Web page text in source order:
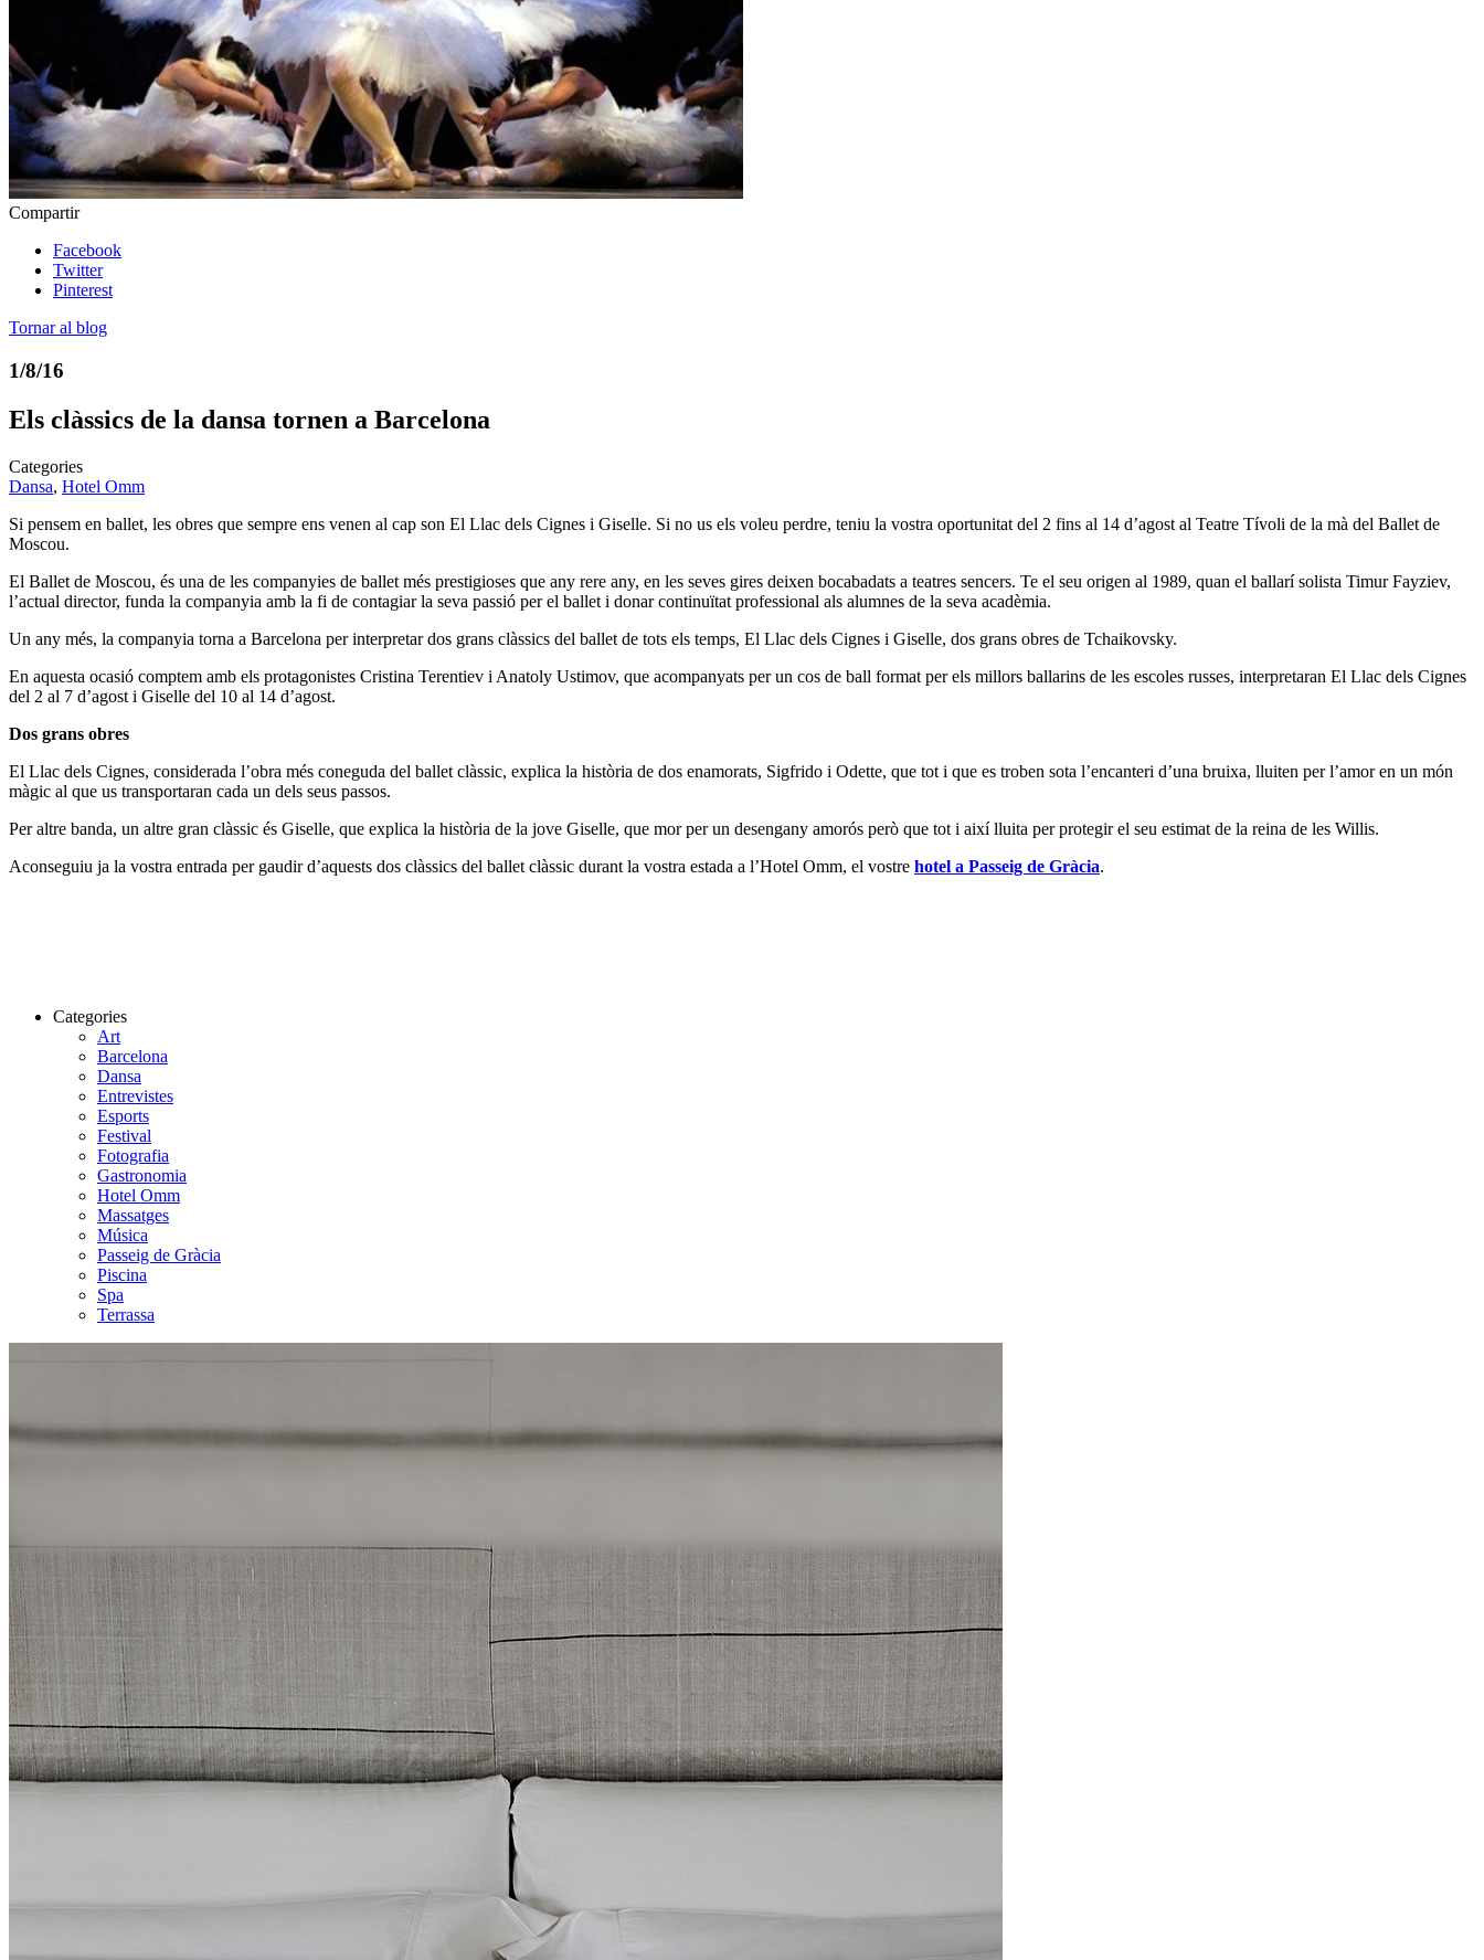
Compartir
Facebook
Twitter
Pinterest
Tornar al blog
1/8/16
Els clàssics de la dansa tornen a Barcelona
Categories
Dansa, Hotel Omm
Si pensem en ballet, les obres que sempre ens venen al cap son El Llac dels Cignes i Giselle. Si no us els voleu perdre, teniu la vostra oportunitat del 2 fins al 14 d’agost al Teatre Tívoli de la mà del Ballet de
Moscou.
El Ballet de Moscou, és una de les companyies de ballet més prestigioses que any rere any, en les seves gires deixen bocabadats a teatres sencers. Te el seu origen al 1989, quan el ballarí solista Timur Fayziev,
l’actual director, funda la companyia amb la fi de contagiar la seva passió per el ballet i donar continuïtat professional als alumnes de la seva acadèmia.
Un any més, la companyia torna a Barcelona per interpretar dos grans clàssics del ballet de tots els temps, El Llac dels Cignes i Giselle, dos grans obres de Tchaikovsky.
En aquesta ocasió comptem amb els protagonistes Cristina Terentiev i Anatoly Ustimov, que acompanyats per un cos de ball format per els millors ballarins de les escoles russes, interpretaran El Llac dels Cignes
del 2 al 7 d’agost i Giselle del 10 al 14 d’agost.
Dos grans obres
El Llac dels Cignes, considerada l’obra més coneguda del ballet clàssic, explica la història de dos enamorats, Sigfrido i Odette, que tot i que es troben sota l’encanteri d’una bruixa, lluiten per l’amor en un món
màgic al que us transportaran cada un dels seus passos.
Per altre banda, un altre gran clàssic és Giselle, que explica la història de la jove Giselle, que mor per un desengany amorós però que tot i així lluita per protegir el seu estimat de la reina de les Willis.
Aconseguiu ja la vostra entrada per gaudir d’aquests dos clàssics del ballet clàssic durant la vostra estada a l’Hotel Omm, el vostre hotel a Passeig de Gràcia.
Categories
Art
Barcelona
Dansa
Entrevistes
Esports
Festival
Fotografia
Gastronomia
Hotel Omm
Massatges
Música
Passeig de Gràcia
Piscina
Spa
Terrassa